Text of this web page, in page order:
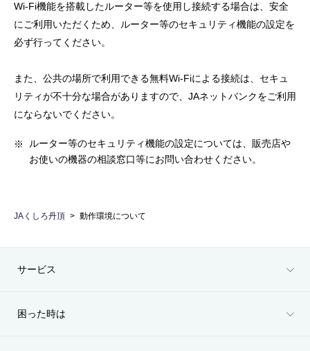
Wi-Fi機能を搭載したルーター等を使用し接続する場合は、安全
にご利用いただくため、ルーター等のセキュリティ機能の設定を
必ず行ってください。
また、公共の場所で利用できる無料Wi-Fiによる接続は、セキュ
リティが不十分な場合がありますので、JAネットバンクをご利用
にならないでください。
ルーター等のセキュリティ機能の設定については、販売店や
お使いの機器の相談窓口等にお問い合わせください。
JAくしろ丹頂 動作環境について
サービス
困った時は